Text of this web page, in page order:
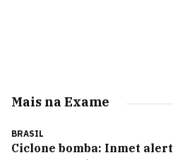
Mais na Exame
BRASIL
Ciclone bomba: Inmet